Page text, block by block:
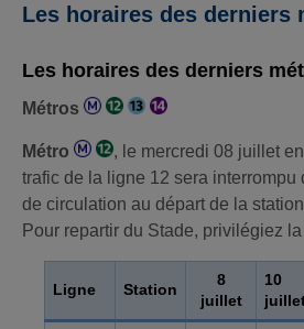
Les horaires des derniers
Les horaires des derniers
Métros
Métro
, le mercredi 08 juillet
trafic de la ligne 12 sera interrompu
de circulation au départ de la
Pour repartir du Stade, privilégiez
Ligne Station
8
juillet
10